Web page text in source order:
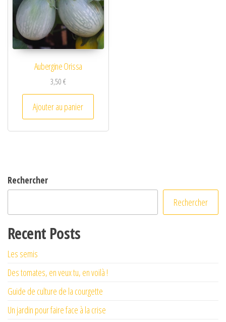
Aubergine Orissa
3,50€
Ajouter au panier
Rechercher
Rechercher
Recent Posts
Les semis
Des tomates, en veux tu, en voilà !
Guide de culture de la courgette
Un jardin pour faire face à la crise